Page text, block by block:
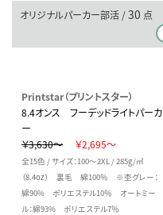
オリジナルパーカー部活 /30 点
Printstar（プリントスター）
8.4オンス フーデッドライトパーカ
ー
￥3,630～
￥2,695～
全15色 / サイズ：100～2XL / 285g/㎡
（8.4oz） 裏毛 綿100％ ※杢グレー：
綿90% ポリエステル10％ オートミー
ル：綿93% ポリエステル7％